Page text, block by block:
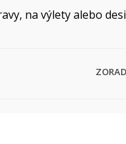
na výlety alebo